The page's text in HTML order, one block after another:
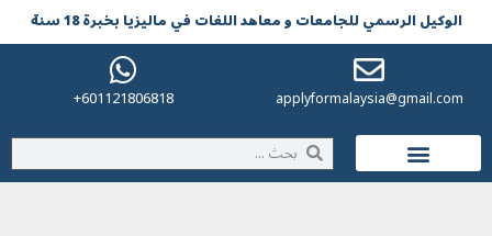
الوکیل الرسمي للجامعات و معاهد اللغات في مالیزیا بخبرة 18 سنة
applyformalaysia@gmail.com
601121806818+